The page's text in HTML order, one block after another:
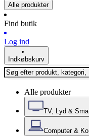
Alle produkter
Find butik
Log ind
Indkøbskurv
Alle produkter
TV, Lyd &
Computer &